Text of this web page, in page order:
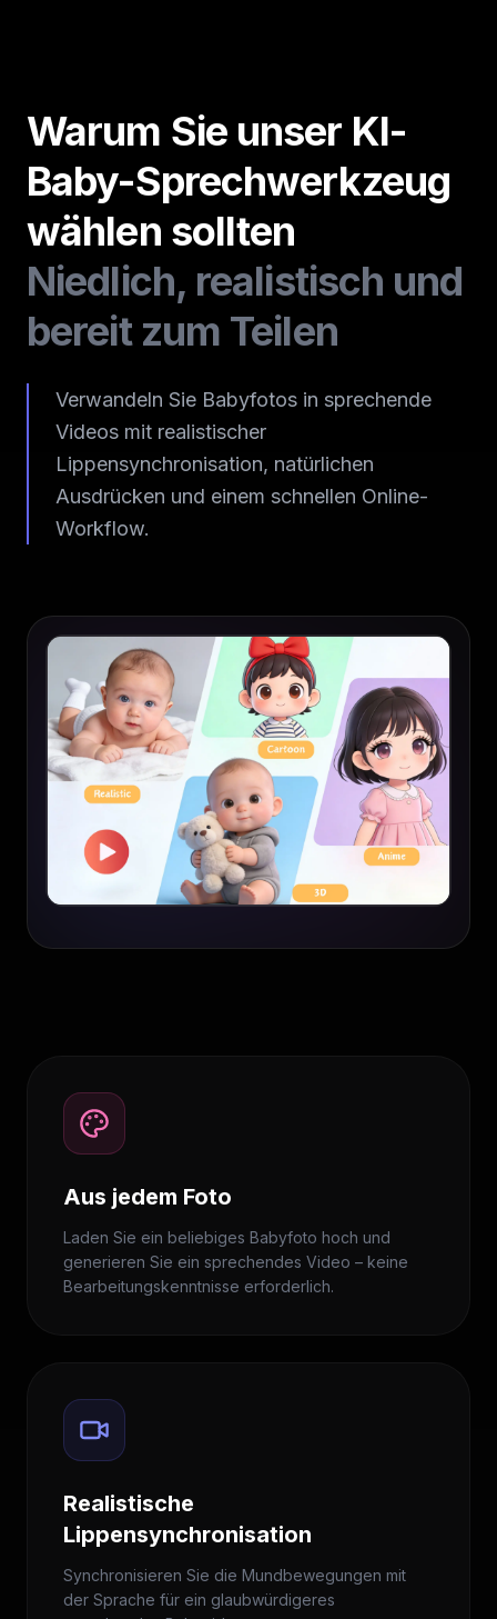
Warum Sie unser KI-
Baby-Sprechwerkzeug
wählen sollten
Niedlich, realistisch und
bereit zum Teilen
Verwandeln Sie Babyfotos in sprechende
Videos mit realistischer
Lippensynchronisation, natürlichen
Ausdrücken und einem schnellen Online-
Workflow.
Aus jedem Foto
Laden Sie ein beliebiges Babyfoto hoch und
generieren Sie ein sprechendes Video – keine
Bearbeitungskenntnisse erforderlich.
Realistische
Lippensynchronisation
Synchronisieren Sie die Mundbewegungen mit
der Sprache für ein glaubwürdigeres